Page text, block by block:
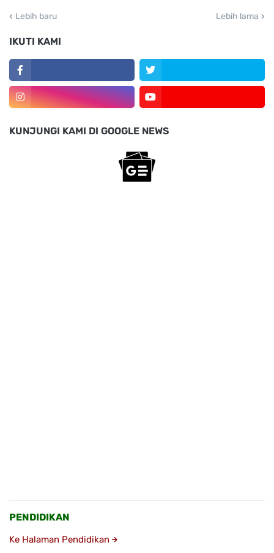
Lebih baru Lebih lama
IKUTI KAMI
KUNJUNGI KAMI DI GOOGLE NEWS
PENDIDIKAN
Ke Halaman Pendidikan